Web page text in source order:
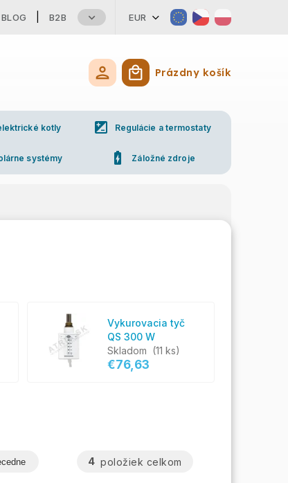
BLOG B2B EUR
Nákupný košík
Prázdny košík
kotly iso Regulácie a termostaty
systémy battery_charging_full Záložné zdroje
Vykurovacia tyč
QS 300 W
Skladom (11 ks)
€76,63
4 položiek celkom